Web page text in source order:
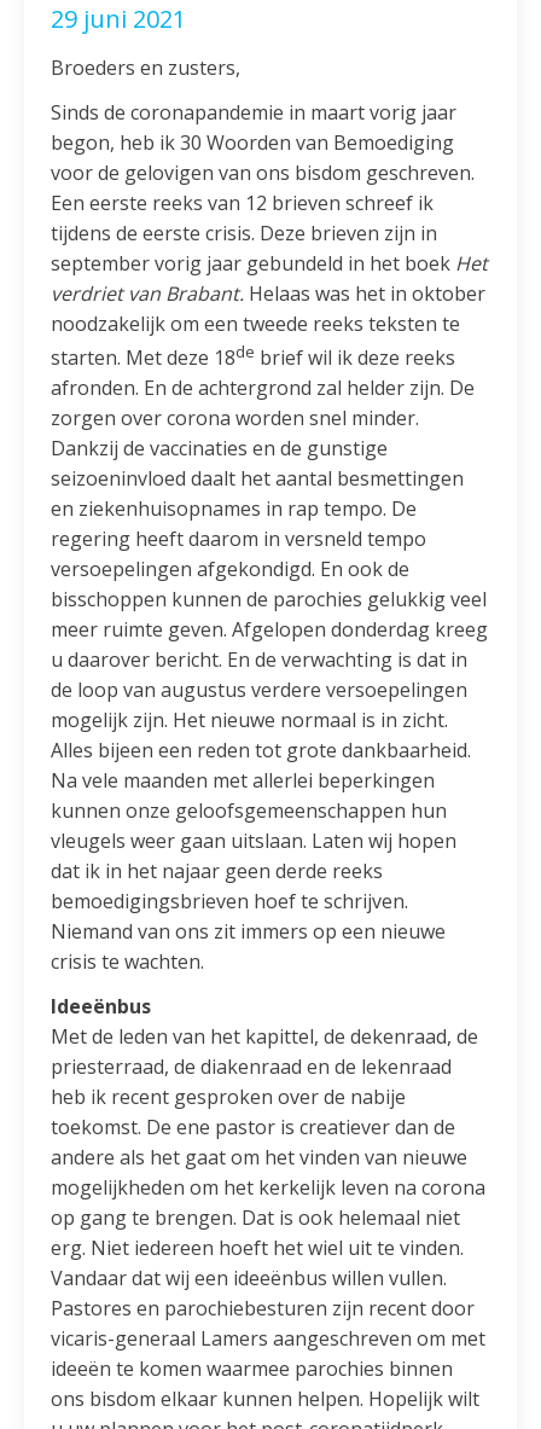
29 juni 2021
Broeders en zusters,
Sinds de coronapandemie in maart vorig jaar
begon, heb ik 30 Woorden van Bemoediging
voor de gelovigen van ons bisdom geschreven.
Een eerste reeks van 12 brieven schreef ik
tijdens de eerste crisis. Deze brieven zijn in
september vorig jaar gebundeld in het boek Het
verdriet van Brabant. Helaas was het in oktober
noodzakelijk om een tweede reeks teksten te
starten. Met deze 18de brief wil ik deze reeks
afronden. En de achtergrond zal helder zijn. De
zorgen over corona worden snel minder.
Dankzij de vaccinaties en de gunstige
seizoeninvloed daalt het aantal besmettingen
en ziekenhuisopnames in rap tempo. De
regering heeft daarom in versneld tempo
versoepelingen afgekondigd. En ook de
bisschoppen kunnen de parochies gelukkig veel
meer ruimte geven. Afgelopen donderdag kreeg
u daarover bericht. En de verwachting is dat in
de loop van augustus verdere versoepelingen
mogelijk zijn. Het nieuwe normaal is in zicht.
Alles bijeen een reden tot grote dankbaarheid.
Na vele maanden met allerlei beperkingen
kunnen onze geloofsgemeenschappen hun
vleugels weer gaan uitslaan. Laten wij hopen
dat ik in het najaar geen derde reeks
bemoedigingsbrieven hoef te schrijven.
Niemand van ons zit immers op een nieuwe
crisis te wachten.
Ideeënbus
Met de leden van het kapittel, de dekenraad, de
priesterraad, de diakenraad en de lekenraad
heb ik recent gesproken over de nabije
toekomst. De ene pastor is creatiever dan de
andere als het gaat om het vinden van nieuwe
mogelijkheden om het kerkelijk leven na corona
op gang te brengen. Dat is ook helemaal niet
erg. Niet iedereen hoeft het wiel uit te vinden.
Vandaar dat wij een ideeënbus willen vullen.
Pastores en parochiebesturen zijn recent door
vicaris-generaal Lamers aangeschreven om met
ideeën te komen waarmee parochies binnen
ons bisdom elkaar kunnen helpen. Hopelijk wilt